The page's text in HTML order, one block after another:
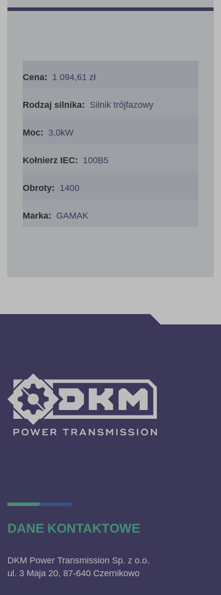
informacji 1 094,61 zł
Silnik trójfazowy
3,0kW
100B5
1400
GAMAK
DANE KONTAKTOWE
DKM Power Transmission Sp. z o.o.
ul. 3 Maja 20, 87-640 Czernikowo